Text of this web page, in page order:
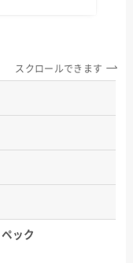
スクロールできます
ック